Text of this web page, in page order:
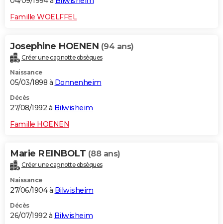
Famille WOELFFEL
Josephine HOENEN (94 ans)
Créer une cagnotte obsèques
Naissance
05/03/1898 à Donnenheim
Décès
27/08/1992 à Bilwisheim
Famille HOENEN
Marie REINBOLT (88 ans)
Créer une cagnotte obsèques
Naissance
27/06/1904 à Bilwisheim
Décès
26/07/1992 à Bilwisheim